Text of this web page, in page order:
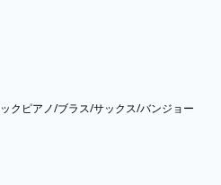
クピアノ/ブラス/サックス/バンジョー